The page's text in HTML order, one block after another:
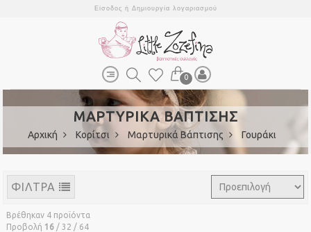
Είσοδος ή Δημιουργία λογαριασμού
0
ΜΑΡΤΥΡΙΚΑ ΒΑΠΤΙΣΗΣ
Αρχική Κορίτσι Μαρτυρικά Βάπτισης Γουράκι
ΦΙΛΤΡΑ
Βρέθηκαν 4 προϊόντα
Προβολή 16 / 32 / 64